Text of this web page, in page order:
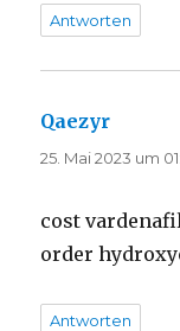
Antworten
Qaezyr
25. Mai 2023 um
cost
order
Antworten